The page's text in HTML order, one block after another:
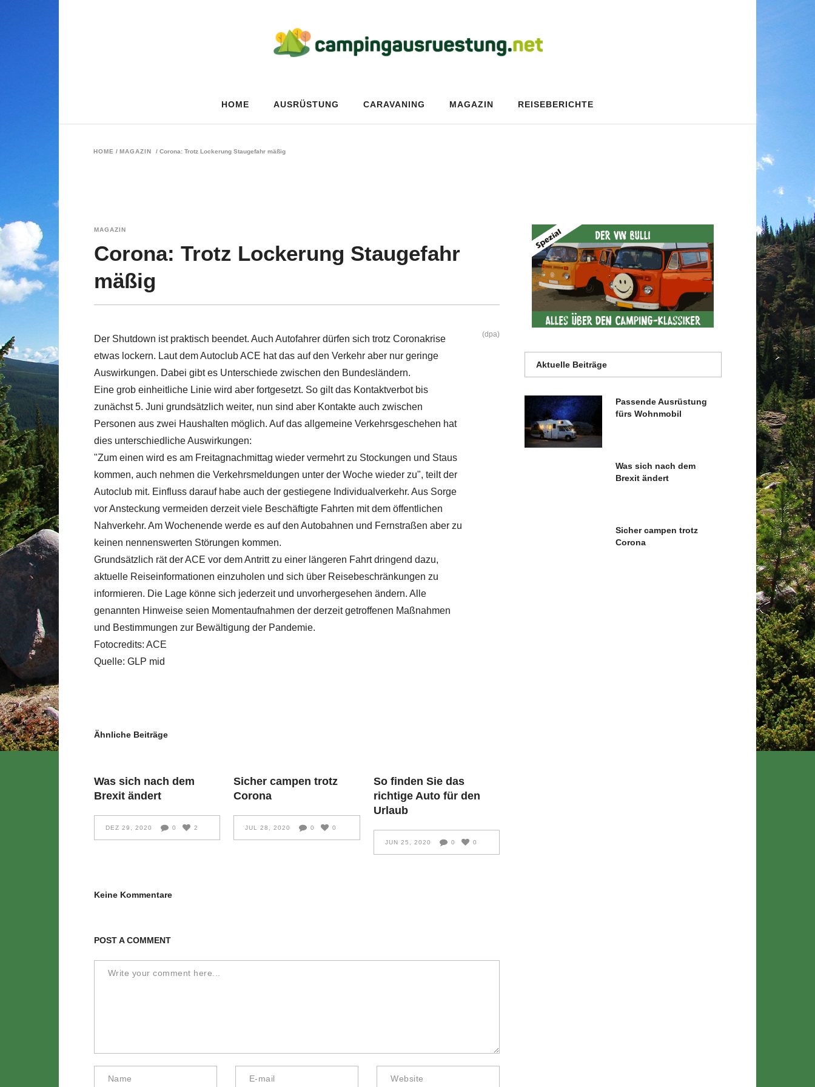
HOME AUSRÜSTUNG CARAVANING MAGAZIN REISEBERICHTE
HOME / MAGAZIN / Corona: Trotz Lockerung Staugefahr mäßig
MAGAZIN
Corona: Trotz Lockerung Staugefahr
mäßig
Der Shutdown ist praktisch beendet. Auch Autofahrer dürfen sich trotz Coronakrise
etwas lockern. Laut dem Autoclub ACE hat das auf den Verkehr aber nur geringe
Auswirkungen. Dabei gibt es Unterschiede zwischen den Bundesländern.
Eine grob einheitliche Linie wird aber fortgesetzt. So gilt das Kontaktverbot bis
zunächst 5. Juni grundsätzlich weiter, nun sind aber Kontakte auch zwischen
Personen aus zwei Haushalten möglich. Auf das allgemeine Verkehrsgeschehen hat
dies unterschiedliche Auswirkungen:
"Zum einen wird es am Freitagnachmittag wieder vermehrt zu Stockungen und Staus
kommen, auch nehmen die Verkehrsmeldungen unter der Woche wieder zu", teilt der
Autoclub mit. Einfluss darauf habe auch der gestiegene Individualverkehr. Aus Sorge
vor Ansteckung vermeiden derzeit viele Beschäftigte Fahrten mit dem öffentlichen
Nahverkehr. Am Wochenende werde es auf den Autobahnen und Fernstraßen aber zu
keinen nennenswerten Störungen kommen.
Grundsätzlich rät der ACE vor dem Antritt zu einer längeren Fahrt dringend dazu,
aktuelle Reiseinformationen einzuholen und sich über Reisebeschränkungen zu
informieren. Die Lage könne sich jederzeit und unvorhergesehen ändern. Alle
genannten Hinweise seien Momentaufnahmen der derzeit getroffenen Maßnahmen
und Bestimmungen zur Bewältigung der Pandemie.
Fotocredits: ACE
Quelle: GLP mid
(dpa)
Ähnliche Beiträge
Was sich nach dem
Brexit ändert
DEZ 29, 2020 0 2
Sicher campen trotz
Corona
JUL 28, 2020 0 0
So finden Sie das
richtige Auto für den
Urlaub
JUN 25, 2020 0 0
Keine Kommentare
POST A COMMENT
Aktuelle Beiträge
Passende Ausrüstung
fürs Wohnmobil
Was sich nach dem
Brexit ändert
Sicher campen trotz
Corona